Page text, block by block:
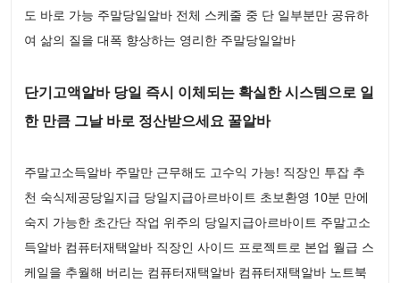
도 바로 가능 주말당일알바 전체 스케줄 중 단 일부분만 공유하
여 삶의 질을 대폭 향상하는 영리한 주말당일알바
단기고액알바 당일 즉시 이체되는 확실한 시스템으로 일
한 만큼 그날 바로 정산받으세요 꿀알바
주말고소득알바 주말만 근무해도 고수익 가능! 직장인 투잡 추
천 숙식제공당일지급 당일지급아르바이트 초보환영 10분 만에
숙지 가능한 초간단 작업 위주의 당일지급아르바이트 주말고소
득알바 컴퓨터재택알바 직장인 사이드 프로젝트로 본업 월급 스
케일을 추월해 버리는 컴퓨터재택알바 컴퓨터재택알바 노트북